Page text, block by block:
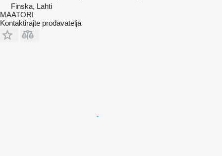
Finska, Lahti
MAATORI
Kontaktirajte prodavatelja